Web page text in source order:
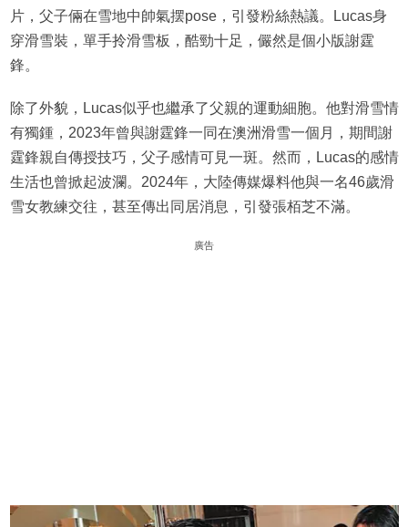
片，父子倆在雪地中帥氣摆pose，引發粉絲熱議。Lucas身
穿滑雪裝，單手拎滑雪板，酷勁十足，儼然是個小版謝霆
鋒。
除了外貌，Lucas似乎也繼承了父親的運動細胞。他對滑雪情
有獨鍾，2023年曾與謝霆鋒一同在澳洲滑雪一個月，期間謝
霆鋒親自傳授技巧，父子感情可見一斑。然而，Lucas的感情
生活也曾掀起波瀾。2024年，大陸傳媒爆料他與一名46歲滑
雪女教練交往，甚至傳出同居消息，引發張栢芝不滿。
廣告